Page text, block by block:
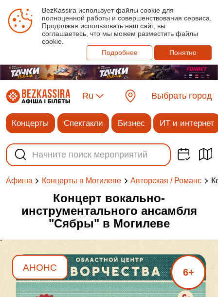
BezKassira использует файлы cookie для
полноценной работы и совершенствования сервиса.
Продолжая использовать наш сайт, вы
соглашаетесь, что мы можем разместить файлы
cookie.
Подробнее
Понятно
Ru Выбрать город
Концерты Спектакли Бизнес ИТ и интернет
Афиша Концерты в Могилеве Авторская / Романс
Концерт вокально-
инструментального ансамбля
"Сябры" в Могилеве
АНОНС 6+